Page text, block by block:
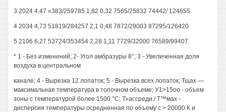
3 2024 4,47 «383/259785 1,82 0,32 7565/25832 74442/ 124655
4 2034 4,73 51819/284257 2,1 0,48 7872/29003 87295/126420
5 2106 6,27 53724/353454 2,28 1,11 7729/32000 76589/99407
* 1 - Без изменений; 2- Угол амбразуры 8°; 3 - Увеличенная доля
воздуха в центральном
канале; 4 - Вырезка 12 лопаток; 5 - Вырезка всех лопаток; Тщах —
максимальная температура в топочном объеме; У1>15оо - объем
зоны с температурой более 1500 °С; Т»аг.среди./ Т™мах -
дисперсия температуры осредненная по объему с > 20000 К и